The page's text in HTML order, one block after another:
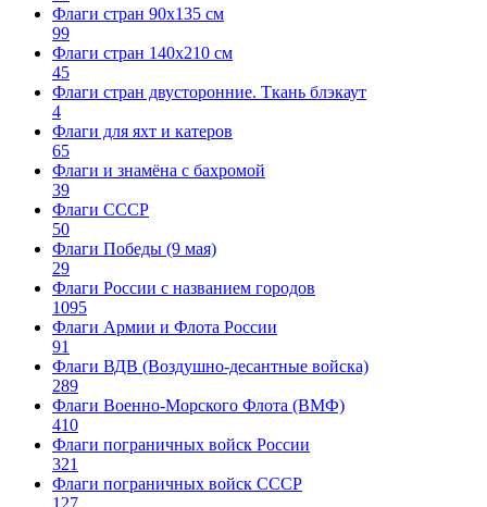
Флаги стран 90х135 см
99
Флаги стран 140х210 см
45
Флаги стран двусторонние. Ткань блэкаут
4
Флаги для яхт и катеров
65
Флаги и знамёна с бахромой
39
Флаги СССР
50
Флаги Победы (9 мая)
29
Флаги России с названием городов
1095
Флаги Армии и Флота России
91
Флаги ВДВ (Воздушно-десантные войска)
289
Флаги Военно-Морского Флота (ВМФ)
410
Флаги пограничных войск России
321
Флаги пограничных войск СССР
127